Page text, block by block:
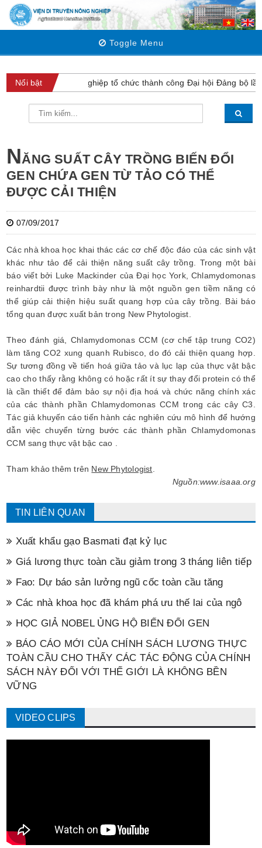
Toggle Menu
Nổi bật
Di truyền Nông nghiệp tổ chức thành công Đại hội Đảng bộ lần
NĂNG SUẤT CÂY TRỒNG BIẾN ĐỔI
GEN CHỨA GEN TỪ TẢO CÓ THỂ
ĐƯỢC CẢI THIỆN
07/09/2017
Các nhà khoa học khai thác các cơ chế độc đáo của các sinh vật
khác như tảo để cải thiện năng suất cây trồng. Trong một bài
báo viết bởi Luke Mackinder của Đại học York, Chlamydomonas
reinhardtii được trình bày như là một nguồn gen tiềm năng có
thể giúp cải thiện hiệu suất quang hợp của cây trồng. Bài báo
tổng quan được xuất bản trong New Phytologist.
Theo đánh giá, Chlamydomonas CCM (cơ chế tập trung CO2)
làm tăng CO2 xung quanh Rubisco, do đó cải thiện quang hợp.
Sự tương đồng về tiến hoá giữa tảo và lục lạp của thực vật bậc
cao cho thấy rằng không có hoặc rất ít sự thay đổi protein có thể
là cần thiết để đảm bảo sự nội địa hoá và chức năng chính xác
của các thành phần Chlamydomonas CCM trong các cây C3.
Tác giả khuyến cáo tiến hành các nghiên cứu mô hình để hướng
dẫn việc chuyển từng bước các thành phần Chlamydomonas
CCM sang thực vật bậc cao .
Tham khảo thêm trên New Phytologist
Nguồn:www.isaaa.org
TIN LIÊN QUAN
Xuất khẩu gạo Basmati đạt kỷ lục
Giá lương thực toàn cầu giảm trong 3 tháng liên tiếp
Fao: Dự báo sản lưởng ngũ cốc toàn cầu tăng
Các nhà khoa học đã khám phá ưu thế lai của ngô
HỌC GIẢ NOBEL ỦNG HỘ BIẾN ĐỔI GEN
BÁO CÁO MỚI CỦA CHÍNH SÁCH LƯƠNG THỰC
TOÀN CẦU CHO THẤY CÁC TÁC ĐỘNG CỦA CHÍNH
SÁCH NÀY ĐỐI VỚI THẾ GIỚI LÀ KHÔNG BỀN
VỮNG
VIDEO CLIPS